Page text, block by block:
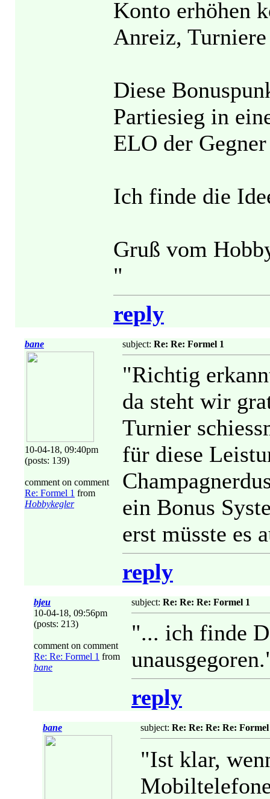
Konto erhöhen
Anreiz,
Diese
Partiesieg in
ELO der
Ich finde die
Gruß vom
"
reply
bane
10-04-18, 09:40pm
(posts: 139)
comment on comment
Re: Formel 1 from
Hobbykegler
subject: Re: Re: Formel 1
"Richtig
da steht wir
Turnier
für diese
ein Bonus
erst müsste es
reply
bjeu
10-04-18, 09:56pm
(posts: 213)
comment on comment
Re: Re: Formel 1 from
bane
subject: Re: Re: Re: Formel 1
"... ich finde
reply
bane subject: Re: Re: Re: Re: Formel
"Ist klar,